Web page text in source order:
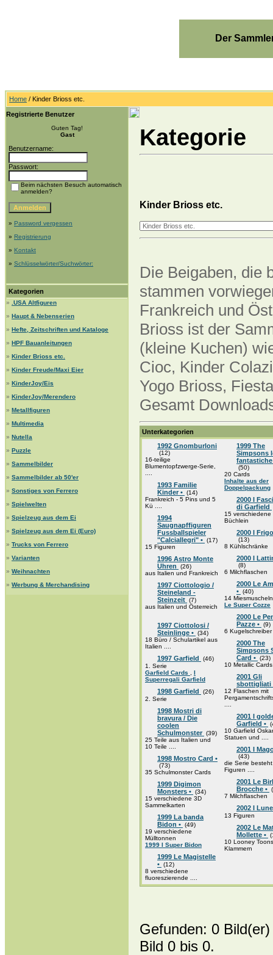
Der
Home / Kinder Brioss etc.
Registrierte Benutzer
Guten Tag!
Gast
Benutzername:
Passwort:
Beim nächsten Besuch automatisch
anmelden?
» Password vergessen
» Registrierung
» Kontakt
» Schlüsselwörter/Suchwörter:
Kategorien
»
.USA Altfiguren
» Haupt & Nebenserien
» Hefte, Zeitschriften und Kataloge
» HPF Bauanleitungen
» Kinder Brioss etc.
» Kinder Freude/Maxi Eier
» KinderJoy/Eis
» KinderJoy/Merendero
» Metallfiguren
» Multimedia
» Nutella
» Puzzle
» Sammelbilder
» Sammelbilder ab 50'er
» Sonstiges von Ferrero
» Spielwelten
» Spielzeug aus dem Ei
» Spielzeug aus dem Ei (Euro)
» Trucks von Ferrero
» Varianten
» Weihnachten
» Werbung & Merchandising
Kategorie
Kinder Brioss etc.
Die Beigaben, die
stammen
Frankreich und
Brioss ist der
(kleine Kuchen)
Cioc, Kinder
Yogo Brioss,
Gesamt
Unterkategorien
1992 Gnomburloni
(12)
16-teilige
Blumentopfzwerge-Serie,
1993 Familie
Kinder • (14)
Frankreich - 5 Pins und 5
Kü ....
1994
Saugnapffiguren
Fussballspieler
"Calciallegri" • (17)
15 Figuren
1996 Astro Monte
Uhren
(26)
aus Italien und Frankreich
1997 Ciottologio /
Steineland -
Steinzeit (7)
aus Italien und Österreich
1997 Ciottolosi /
Steinlinge • (34)
18 Büro / Schulartikel aus
Italien ....
1997 Garfield
(46)
1. Serie
Garfield Cards
I
Superregali Garfield
1998 Garfield
(26)
2. Serie
1998 Mostri di
bravura / Die
coolen
Schulmonster (39)
25 Teile aus Italien und
10 Teile ....
1998 Mostro Card •
(73)
35 Schulmonster Cards
1999 Digimon
Monsters • (34)
15 verschiedene 3D
Sammelkarten
1999 La banda
Bidon • (49)
19 verschiedene
Mülltonnen
1999 I Super Bidon
1999 Le Magistelle
• (12)
8 verschiedene
fluoreszierende ....
1999 The
Simpsons
fantastiche
(50)
20 Cards
Inhalte aus der
Doppelpackung
2000 I
di Garfield
15 verschiedene
Büchlein
2000 I
(13)
8 Kühlschränke
2000 I
(8)
6 Milchflaschen
2000 Le
• (40)
14 Miesmuscheln
Le Super Cozze
2000 Le
Pazze • (9)
6 Kugelschreiber
2000 The
Simpsons
Card • (23)
10 Metallic Cards
2001 Gli
sbottigliati
12 Flaschen mit
2001 I
Garfield •
10 Garfield Oskar
Statuen und ....
2001 I
(43)
die Serie
Figuren ....
2001 Le
Brocche •
7 Milchflaschen
2002 I
13 Figuren
2002 Le
Mollette •
10 Looney Toons
Klammern
Gefunden: 0
Bild 0 bis 0.